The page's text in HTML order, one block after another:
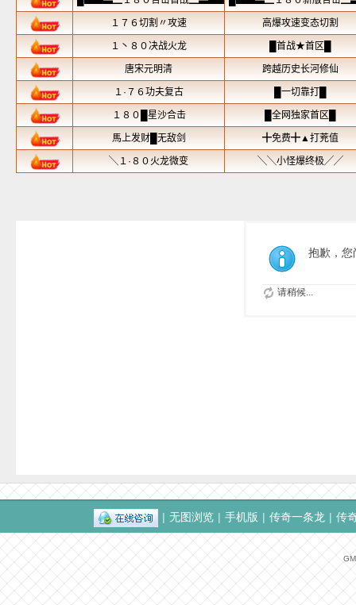
抱歉，您
请稍候...
| 无图浏览 | 手机版 | 传奇一条龙 | 传